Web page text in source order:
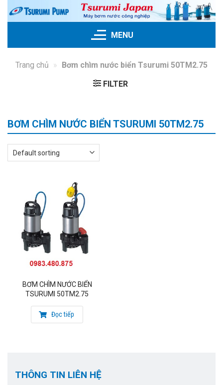
Skip
MENU
Trang chủ » Bơm chìm nước biển Tsurumi 50TM2.75
FILTER
BƠM CHÌM NƯỚC BIỂN TSURUMI 50TM2.75
BƠM CHÌM NƯỚC BIỂN
TSURUMI 50TM2.75
Đọc tiếp
THÔNG TIN LIÊN HỆ